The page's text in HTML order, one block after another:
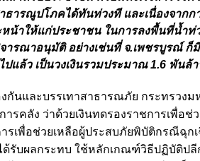
รณูปโภคได้ทันท่วงที และเนื่องจากกา
หน้าให้แก่ประชาชน ในการลงพื้นที่น้ำ
รณาอนุมัติ อย่างเช่นที่ จ.เพชรบูรณ์ ก็มี
แล้ว เป็นวงเงินรวมประมาณ 1.6 พัน
นและบรรเทาสาธารณภัย กระทรวงม
ารคลัง ว่าด้วยเงินทดรองราชการเพื่อ
เพื่อช่วยเหลือผู้ประสบภัยพิบัติกรณีฉุก
ด้รับผลกระทบ ใช้หลักเกณฑ์วิธีปฏิบัติป